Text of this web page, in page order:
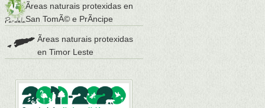
Ãreas naturais protexidas en
San TomÃ© e PrÃ­ncipe
Ãreas naturais protexidas
en Timor Leste